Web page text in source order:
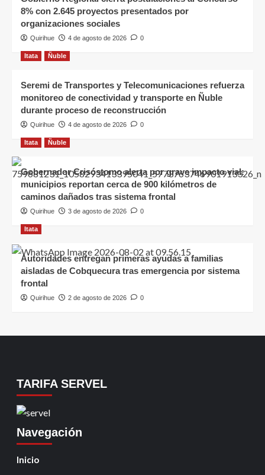
8% con 2.645 proyectos presentados por
organizaciones sociales
Quirihue 4 de agosto de 2026 0
Itata Ñuble
Seremi de Transportes y Telecomunicaciones refuerza
monitoreo de conectividad y transporte en Ñuble
durante proceso de reconstrucción
Quirihue 4 de agosto de 2026 0
Itata Ñuble
Gobernador Crisóstomo alerta por grave impacto vial:
municipios reportan cerca de 900 kilómetros de
caminos dañados tras sistema frontal
Quirihue 3 de agosto de 2026 0
Itata
Autoridades entregan primeras ayudas a familias
aisladas de Cobquecura tras emergencia por sistema
frontal
Quirihue 2 de agosto de 2026 0
TARIFA SERVEL
Navegación
Inicio